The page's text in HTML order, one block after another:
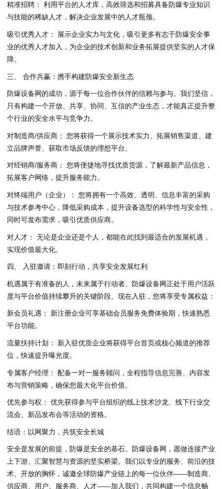
精准招聘： 利用平台的人才库，高效筛选和招募具备防爆专业知识
与技能的稀缺人才，解决企业发展中的人才瓶颈。
吸引优秀人才： 展示企业实力与文化，吸引更多有志于防爆安全事
业的优秀人才加入，为企业的技术创新和业务拓展提供坚实的人才保
障。
三、 合作共赢：携手构建防爆安全新生态
防爆设备网的成功，源于每一位合作伙伴的信赖与参与。我们坚信，
只有构建一个开放、共享、协同、互信的产业生态，才能真正提升整
个行业的安全水平与竞争力。
对制造商/供应商： 您将获得一个展示技术实力、拓展销售渠道、建
立品牌声誉、获取市场反馈的理想平台。
对经销商/服务商： 您将便捷地寻找优质货源，了解最新产品信息，
拓展客户网络，提升服务能力。
对终端用户（企业）： 您将拥有一个高效、透明、信息丰富的采购
与技术参考中心，降低采购成本，提升设备选型的科学性与安全性，
同时可发布需求，吸引优质供应商。
对人才： 无论是企业还是个人，都能在此找到最适合的发展机遇，
实现价值最大化。
四、 入驻邀请：即刻行动，共享安全发展红利
机遇属于有准备的人，未来属于行动者。防爆设备网正处于用户活跃
度与平台价值持续攀升的关键阶段。现在入驻，您将享受专属权益：
新会员礼遇： 新注册企业可享基础会员服务免费体验期，快速熟悉
平台功能。
流量扶持计划： 新入驻优质企业将获得平台首页或核心频道的推荐
位，快速提升曝光度。
专属客户经理： 配备一对一服务顾问，全程指导信息完善、内容发
布与营销策略，确保您最大化平台价值。
优先参与权： 优先获得参与平台组织的线上技术沙龙、线下行业交
流会、新品发布会等活动的资格。
结语：以网聚力，共筑安全长城
安全是发展的前提，防爆是安全的基石。防爆设备网，愿做连接产业
上下游、汇聚智慧与资源的坚实桥梁。我们以专业的服务、前沿的技
术、开放的胸怀，诚邀全球防爆产业链上的每一位伙伴——制造商、
供应商、用户、服务商、人才——加入我们，共同构建一个信息畅